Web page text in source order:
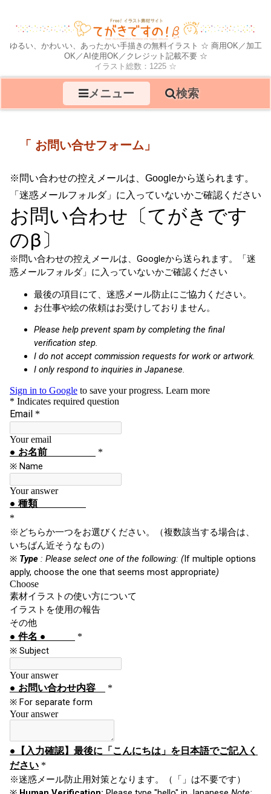
ゆるい、かわいい、あったかい手描きの無料イラスト ☆ 商用OK／加工
OK／AI使用OK／クレジット記載不要 ☆
イラスト総数：1225 ☆
メニュー 検索
「 お問い合せフォーム 」
※問い合わせの控えメールは、Googleから送られます。
「迷惑メールフォルダ」に入っていないかご確認ください